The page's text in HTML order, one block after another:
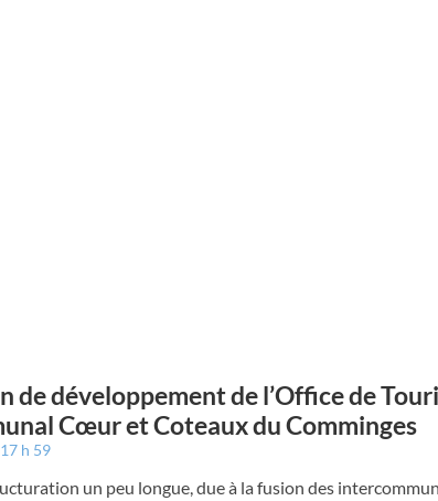
de développement de l’Office de
Cœur et Coteaux du Comminges
17 h 59
un peu longue, due à la fusion des